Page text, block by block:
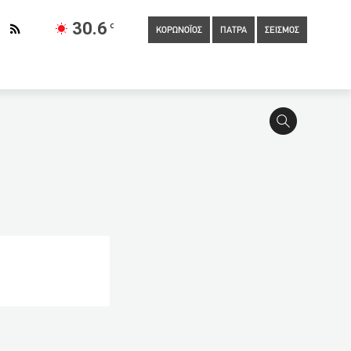
30.6 C
ΚΟΡΩΝΟΪΟΣ ΠΑΤΡΑ ΣΕΙΣΜΟΣ
και 15 τραυματίες από συντριβή αεροσκάφους στη Ρωσία
Ξεναγήσεις στο έλος της Αγυιάς για μαθητές (ΦΩΤΟ)